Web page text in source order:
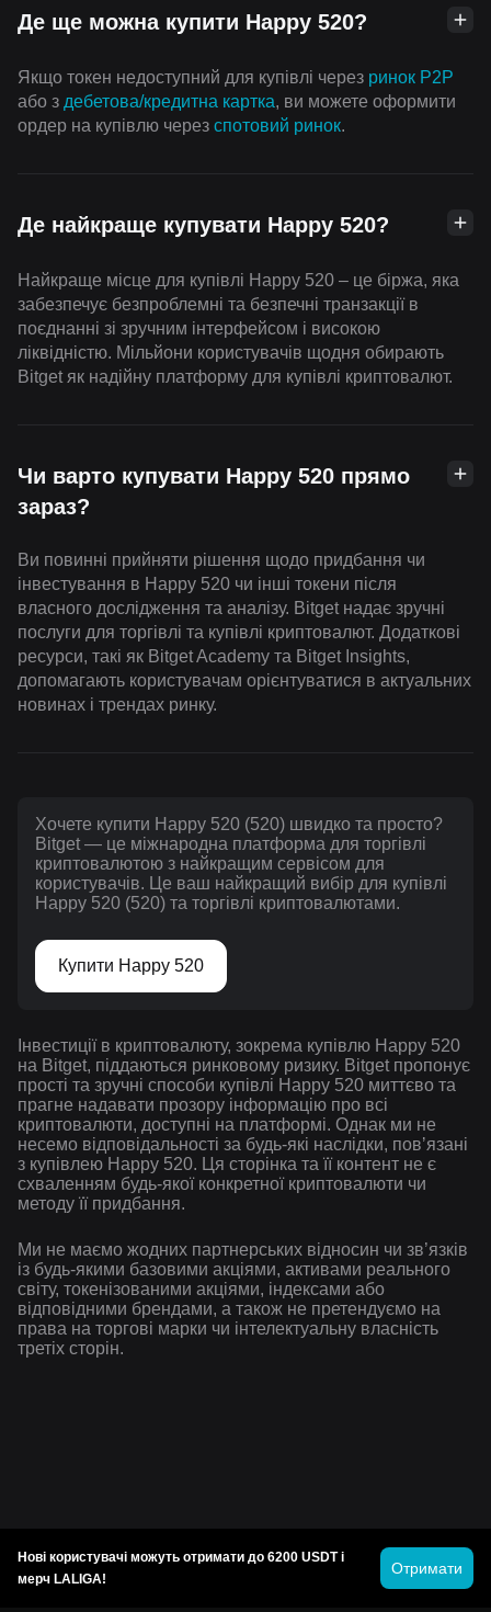
Де ще можна купити Happy 520?
Якщо токен недоступний для купівлі через ринок P2P
або з дебетова/кредитна картка, ви можете оформити
ордер на купівлю через спотовий ринок.
Де найкраще купувати Happy 520?
Найкраще місце для купівлі Happy 520 – це біржа, яка
забезпечує безпроблемні та безпечні транзакції в
поєднанні зі зручним інтерфейсом і високою
ліквідністю. Мільйони користувачів щодня обирають
Bitget як надійну платформу для купівлі криптовалют.
Чи варто купувати Happy 520 прямо
зараз?
Ви повинні прийняти рішення щодо придбання чи
інвестування в Happy 520 чи інші токени після
власного дослідження та аналізу. Bitget надає зручні
послуги для торгівлі та купівлі криптовалют. Додаткові
ресурси, такі як Bitget Academy та Bitget Insights,
допомагають користувачам орієнтуватися в актуальних
новинах і трендах ринку.
Хочете купити Happy 520 (520) швидко та просто?
Bitget — це міжнародна платформа для торгівлі
криптовалютою з найкращим сервісом для
користувачів. Це ваш найкращий вибір для купівлі
Happy 520 (520) та торгівлі криптовалютами.
Купити Happy 520
Інвестиції в криптовалюту, зокрема купівлю Happy 520
на Bitget, піддаються ринковому ризику. Bitget пропонує
прості та зручні способи купівлі Happy 520 миттєво та
прагне надавати прозору інформацію про всі
криптовалюти, доступні на платформі. Однак ми не
несемо відповідальності за будь-які наслідки, повʼязані
з купівлею Happy 520. Ця сторінка та її контент не є
схваленням будь-якої конкретної криптовалюти чи
методу її придбання.
Ми не маємо жодних партнерських відносин чи зв’язків
із будь-якими базовими акціями, активами реального
світу, токенізованими акціями, індексами або
відповідними брендами, а також не претендуємо на
права на торгові марки чи інтелектуальну власність
третіх сторін.
Нові користувачі можуть отримати до 6200 USDT і
мерч LALIGA!
Отримати